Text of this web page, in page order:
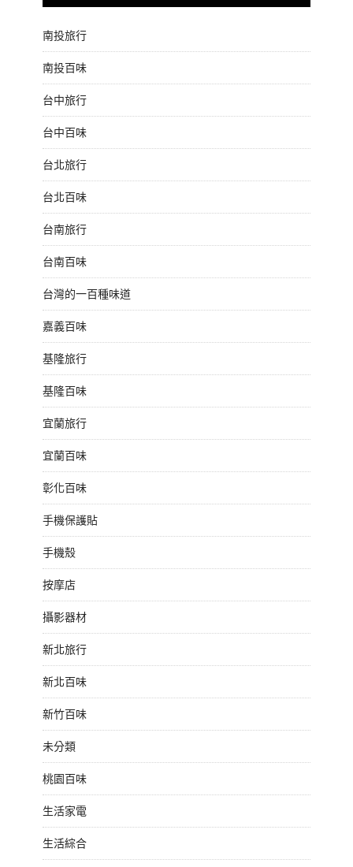
南投旅行
南投百味
台中旅行
台中百味
台北旅行
台北百味
台南旅行
台南百味
台灣的一百種味道
嘉義百味
基隆旅行
基隆百味
宜蘭旅行
宜蘭百味
彰化百味
手機保護貼
手機殼
按摩店
攝影器材
新北旅行
新北百味
新竹百味
未分類
桃園百味
生活家電
生活綜合